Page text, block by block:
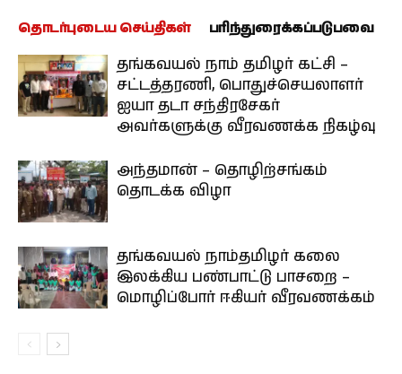
தொடர்புடைய செய்திகள் பரிந்துரைக்கப்படுபவை
தங்கவயல் நாம் தமிழர் கட்சி –
சட்டத்தரணி, பொதுச்செயலாளர்
ஐயா தடா சந்திரசேகர்
அவர்களுக்கு வீரவணக்க நிகழ்வு
அந்தமான் – தொழிற்சங்கம்
தொடக்க விழா
தங்கவயல் நாம்தமிழர் கலை
இலக்கிய பண்பாட்டு பாசறை –
மொழிப்போர் ஈகியர் வீரவணக்கம்